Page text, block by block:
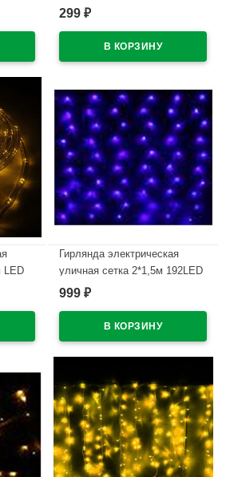
цвет красный (черный.провод)
299 ₽
LED
Гирлянда электрическая
уличная сетка 2*1,5м 192LED
цвет синий (светлый провод)
999 ₽